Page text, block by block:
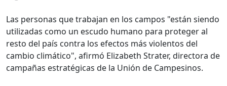
Las personas que trabajan en los campos "están siendo
utilizadas como un escudo humano para proteger al
resto del país contra los efectos más violentos del
cambio climático", afirmó Elizabeth Strater, directora de
campañas estratégicas de la Unión de Campesinos.